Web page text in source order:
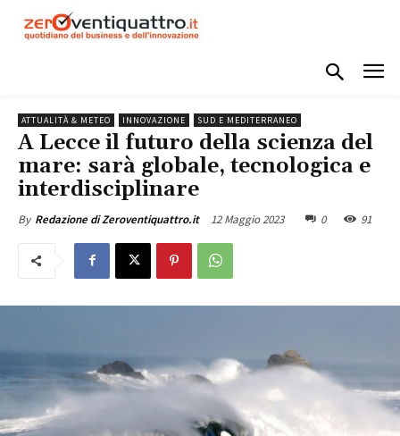
ATTUALITÀ & METEO INNOVAZIONE SUD E MEDITERRANEO
A Lecce il futuro della scienza del
mare: sarà globale, tecnologica e
interdisciplinare
By Redazione di Zeroventiquattro.it 12 Maggio 2023 0 91